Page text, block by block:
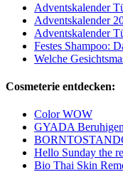
Adventskalender
Adventskalender
Adventskalender
Festes Shampoo:
Welche
Cosmeterie entdecken:
Color WOW
GYADA
Hello Sunday the
Bio Thai Skin